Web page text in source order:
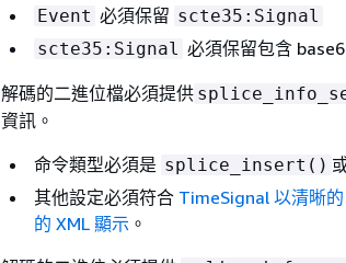
Event 必須保留 scte35:Signal
scte35:Signal 必須保留包含
解碼的二進位檔必須提供
資訊。
命令類型必須是 splice_insert()
其他設定必須符合 TimeSignal 以清晰
的 XML 顯示 。